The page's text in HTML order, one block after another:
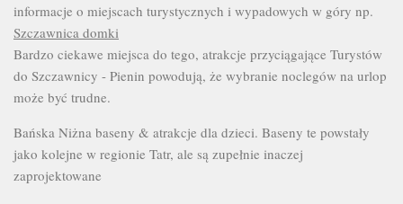
informacje o miejscach turystycznych i wypadowych w góry np.
Szczawnica domki
Bardzo ciekawe miejsca do tego, atrakcje przyciągające Turystów
do Szczawnicy - Pienin powodują, że wybranie noclegów na urlop
może być trudne.
Bańska Niżna baseny & atrakcje dla dzieci. Baseny te powstały
jako kolejne w regionie Tatr, ale są zupełnie inaczej
zaprojektowane